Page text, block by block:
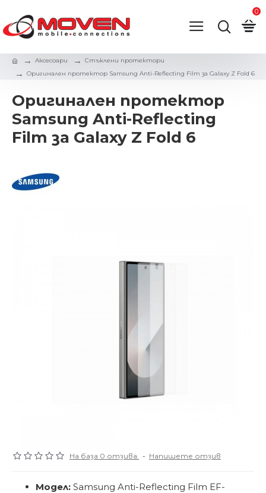
0
Аксесоари
Стъклени протектори
Оригинален протектор Samsung Anti-Reflecting Film за Galaxy Z Fold 6
Оригинален протектор
Samsung Anti-Reflecting
Film за Galaxy Z Fold 6
На база 0 отзива. - Напишете отзив
Модел: Samsung Anti-Reflecting Film EF-